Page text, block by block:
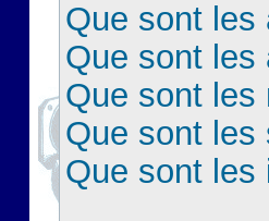
Que sont les
Que sont les
Que sont les
Que sont les
Que sont les